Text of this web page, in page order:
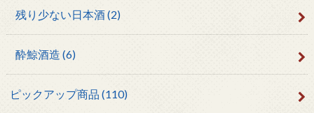
残り少ない日本酒(2)
酔鯨酒造 (6)
ピックアップ商品 (110)